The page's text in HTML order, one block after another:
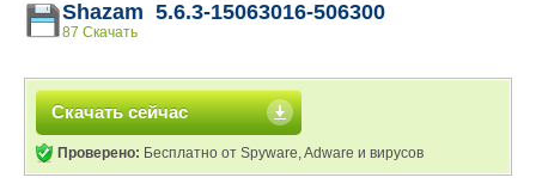
Shazam 5.6.3-15063016-506300
87 Скачать
Скачать сейчас
Проверено: Бесплатно от Spyware, Adware и вирусов